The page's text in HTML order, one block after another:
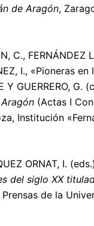
de Aragón,
C., FERNÁNDEZ
I., «Pioneras
Y GUERRERO, G.
(Actas I
Institución
ORNAT, I.
del siglo XX
de la